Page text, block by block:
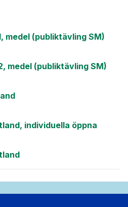
medel (publiktävling SM)
medel (publiktävling SM)
individuella öppna